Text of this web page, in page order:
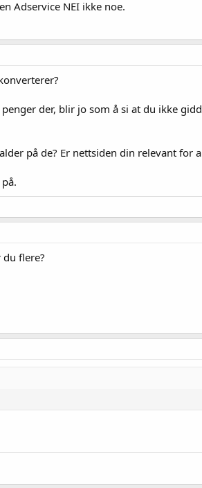
Adservice NEI ikke noe.
der, blir jo som å si at du ikke
på de? Er nettsiden din relevant for
flere?